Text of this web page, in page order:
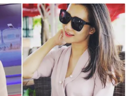
hình Việt Nam